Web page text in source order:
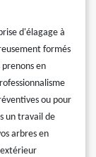
d'élagage à
formés
en
ou pour
un travail de
arbres en